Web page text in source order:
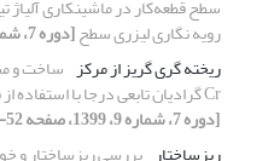
رویه نگاری لیزری سطح[دوره 7، شماره 10، 1399، صفحه 34-45]
ریخته گری گریز از مرکز
Cr گرادیان تابعی درجا با استفاده از فرایند ریخته‌گری گریز از مرکز
[دوره 7، شماره 9، 1399، صفحه 52-64]
ریزساختار بررسی ریزساختار و